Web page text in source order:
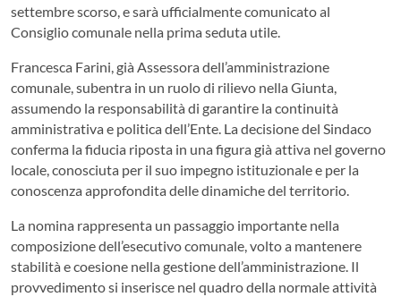
settembre scorso, e sarà ufficialmente comunicato al
Consiglio comunale nella prima seduta utile.
Francesca Farini, già Assessora dell’amministrazione
comunale, subentra in un ruolo di rilievo nella Giunta,
assumendo la responsabilità di garantire la continuità
amministrativa e politica dell’Ente. La decisione del Sindaco
conferma la fiducia riposta in una figura già attiva nel governo
locale, conosciuta per il suo impegno istituzionale e per la
conoscenza approfondita delle dinamiche del territorio.
La nomina rappresenta un passaggio importante nella
composizione dell’esecutivo comunale, volto a mantenere
stabilità e coesione nella gestione dell’amministrazione. Il
provvedimento si inserisce nel quadro della normale attività